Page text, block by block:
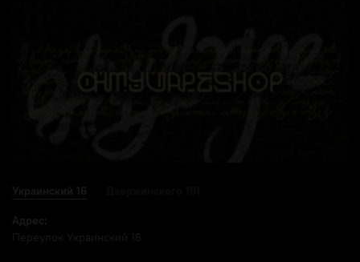
Украинский 16
Адрес:
Переулок Украинский 16